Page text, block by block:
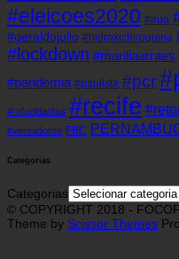
#eleicoes2020 #eua
#geraldojulio #hidroxicloroquina
#lockdown #mariliaarraes
#pandemia #paulista #pcr
#rafaeldantas #recife
#vereadores FBC
Categorias
Categorias
© COPYRIGHT 2018 -
Theme by Scissor Themes